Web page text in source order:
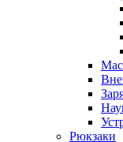
Рюкзаки